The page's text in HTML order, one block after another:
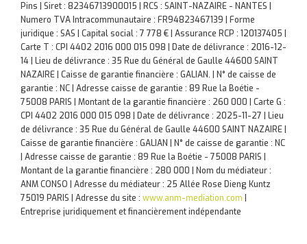
Pins | Siret : 82346713900015 | RCS : SAINT-NAZAIRE - NANTES |
Numero TVA Intracommunautaire : FR94823467139 | Forme
juridique : SAS | Capital social : 7 778 € | Assurance RCP : 120137405 |
Carte T : CPI 4402 2016 000 015 098 | Date de délivrance : 2016-12-
14 | Lieu de délivrance : 35 Rue du Général de Gaulle 44600 SAINT
NAZAIRE | Caisse de garantie financière : GALIAN. | N° de caisse de
garantie : NC | Adresse caisse de garantie : 89 Rue la Boétie -
75008 PARIS | Montant de la garantie financière : 260 000 | Carte G :
CPI 4402 2016 000 015 098 | Date de délivrance : 2025-11-27 | Lieu
de délivrance : 35 Rue du Général de Gaulle 44600 SAINT NAZAIRE |
Caisse de garantie financière : GALIAN | N° de caisse de garantie : NC
| Adresse caisse de garantie : 89 Rue la Boétie - 75008 PARIS |
Montant de la garantie financière : 280 000 | Nom du médiateur :
ANM CONSO | Adresse du médiateur : 25 Allée Rose Dieng Kuntz
75019 PARIS | Adresse du site : www.anm-mediation.com
Entreprise juridiquement et financièrement indépendante